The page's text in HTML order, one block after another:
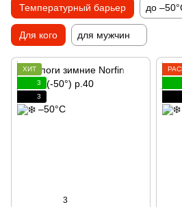
Температурный барьер до
Для кого для мужчин
ХИТ
3
3
3